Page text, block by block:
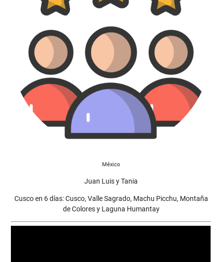
México
Juan Luis y Tania
Cusco en 6 días: Cusco, Valle Sagrado, Machu Picchu, Montaña
de Colores y Laguna Humantay